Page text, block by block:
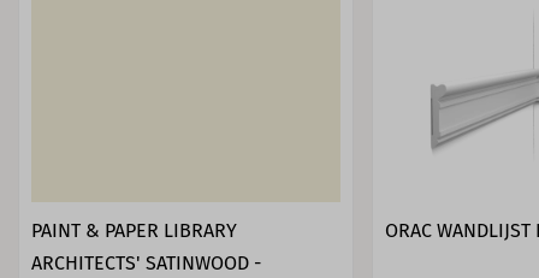
PAINT & PAPER LIBRARY
ARCHITECTS' SATINWOOD -
ORAC WANDLIJST